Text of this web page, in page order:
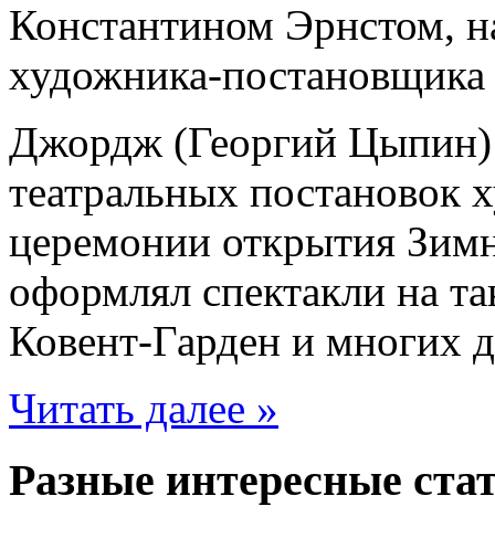
Константином Эрнстом,
художника-
Джордж (Георгий Цыпин)
театральных постановок
церемонии открытия
оформлял спектакли на
Ковент-Гарден и многих
Читать далее »
Разные интересные